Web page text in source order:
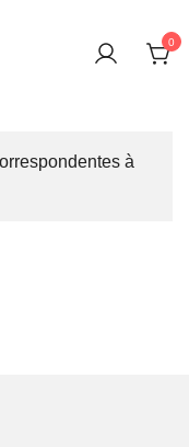
0
à